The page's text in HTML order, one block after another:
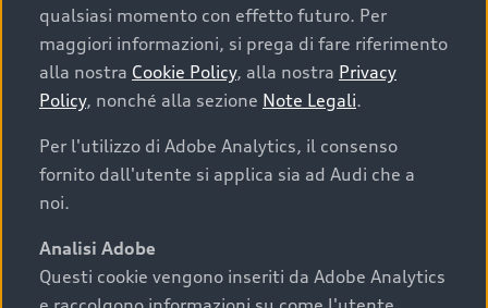
Cosa sapere prima di
acquistare la tua prossima
auto
I requisiti fondamentali da considerare prima di
acquistare un’auto usata, oltre al prezzo e all'aspetto,
chilometraggio: un valore contenuto corrisponde a
qualsiasi momento con effetto futuro. Per
maggiori informazioni, si prega di fare riferimento
alla nostra Cookie Policy, alla nostra Privacy
Policy, nonché alla sezione Note Legali.
Per l'utilizzo di Adobe Analytics, il consenso
fornito dall'utente si applica sia ad Audi che a
noi.
Analisi Adobe
Questi cookie vengono inseriti da Adobe Analytics